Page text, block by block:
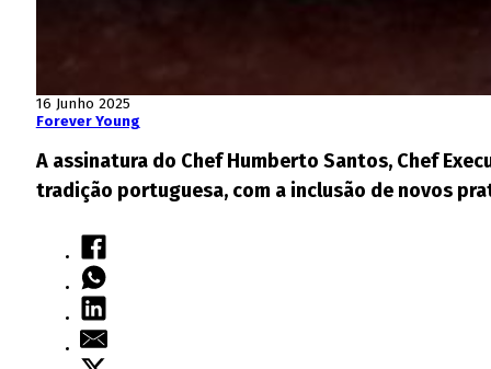
16 Junho 2025
Forever Young
A assinatura do Chef Humberto Santos, Chef
tradição portuguesa, com a inclusão de novos